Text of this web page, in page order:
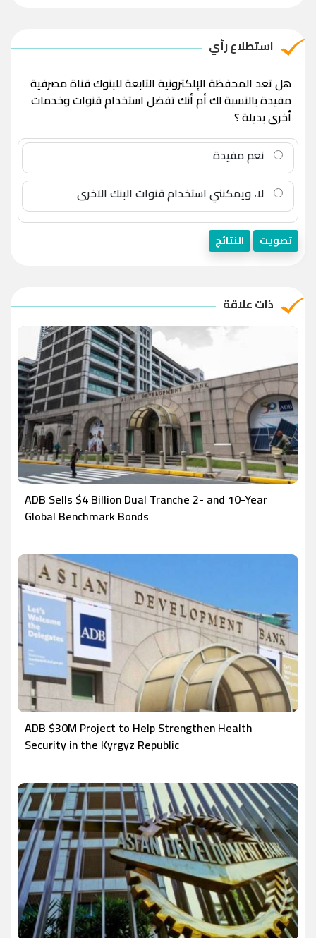
استطلاع رأي
هل تعد المحفظة الإلكترونية التابعة للبنوك قناة مصرفية
مفيدة بالنسبة لك أم أنك تفضل استخدام قنوات وخدمات
أخرى بديلة ؟
نعم مفيدة
لا، ويمكنني استخدام قنوات البنك الآخرى
تصويت النتائج
ذات علاقة
ADB Sells $4 Billion Dual Tranche 2- and 10-Year
Global Benchmark Bonds
ADB $30M Project to Help Strengthen Health
Security in the Kyrgyz Republic